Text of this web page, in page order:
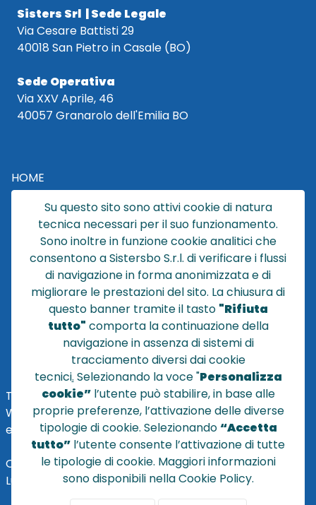
Sisters Srl | Sede Legale
Via Cesare Battisti 29
40018 San Pietro in Casale (BO)
Sede Operativa
Via XXV Aprile, 46
40057 Granarolo dell'Emilia BO
HOME
CATALOGO
CHI SIAMO
NEWS
CONTATTACI
CONDIZIONI DI VENDITA
POLICY PRIVACY
NOTE LEGALI
TEL
+39 051 320210
WHATSAPP:+39345 7201724
eMai
vendite@sistersbo.it
Orari Uffici:
Lun - Ven: 08:30 - 18:00
Su questo sito sono attivi cookie di natura
tecnica necessari per il suo funzionamento.
Sono inoltre in funzione cookie analitici che
consentono a Sistersbo S.r.l. di verificare i flussi
di navigazione in forma anonimizzata e di
migliorare le prestazioni del sito. La chiusura di
questo banner tramite il tasto "Rifiuta
tutto" comporta la continuazione della
navigazione in assenza di sistemi di
tracciamento diversi dai cookie
tecnici. Selezionando la voce "Personalizza
cookie”l’utente può stabilire, in base alle
proprie preferenze, l’attivazione delle diverse
tipologie di cookie. Selezionando “Accetta
tutto” l’utente consente l’attivazione di tutte
le tipologie di cookie. Maggiori informazioni
sono disponibili nella Cookie Policy.